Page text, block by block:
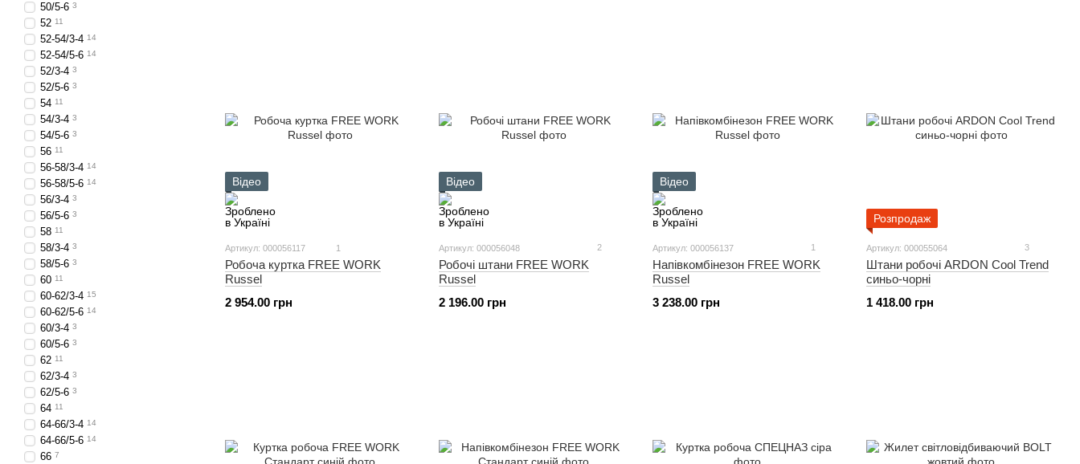
Відео
Артикул: 000056117 1
Робоча куртка FREE WORK
Russel
2 954.00 грн
Відео
Артикул: 000056048 2
Робочі штани FREE WORK
Russel
2 196.00 грн
Відео
Артикул: 000056137 1
Напівкомбінезон FREE WORK
Russel
3 238.00 грн
Розпродаж
Артикул: 000055064 3
Штани робочі ARDON Cool Trend
синьо-чорні
1 418.00 грн
50/5-6 3
52 11
52-54/3-4 14
52-54/5-6 14
52/3-4 3
52/5-6 3
54 11
54/3-4 3
54/5-6 3
56 11
56-58/3-4 14
56-58/5-6 14
56/3-4 3
56/5-6 3
58 11
58/3-4 3
58/5-6 3
60 11
60-62/3-4 15
60-62/5-6 14
60/3-4 3
60/5-6 3
62 11
62/3-4 3
62/5-6 3
64 11
64-66/3-4 14
64-66/5-6 14
66 7